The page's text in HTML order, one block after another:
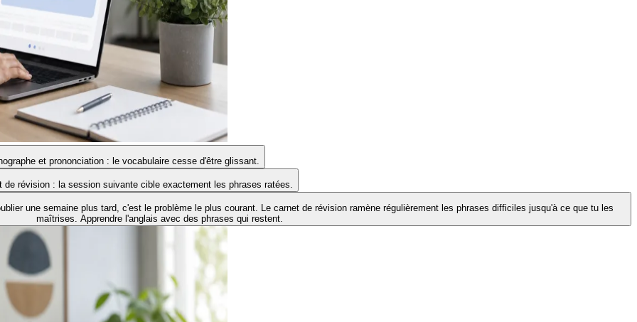
et prononciation : le vocabulaire cesse d'être glissant.
de révision : la session suivante cible exactement les phrases ratées.
une semaine plus tard, c'est le problème le plus courant. Le carnet de révision ramène régulièrement les phrases difficiles jusqu'à ce que tu les
maîtrises. Apprendre l'anglais avec des phrases qui restent.